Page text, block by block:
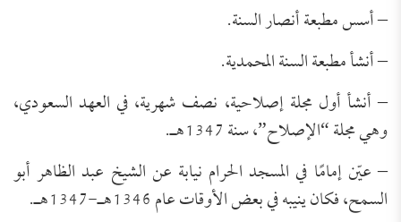
– أسس مطبعة أنصار السنة.
– أنشأ مطبعة السنة المحمدية.
– أنشأ أول مجلة إصلاحية، نصف شهرية، في العهد السعودي،
وهي مجلة “الإصلاح”، سنة 1347هـ.
– عيّن إمامًا في المسجد الحرام نيابة عن الشيخ عبد الظاهر أبو
السمح، فكان ينيبه في بعض الأوقات عام 1346هـ-1347هـ.